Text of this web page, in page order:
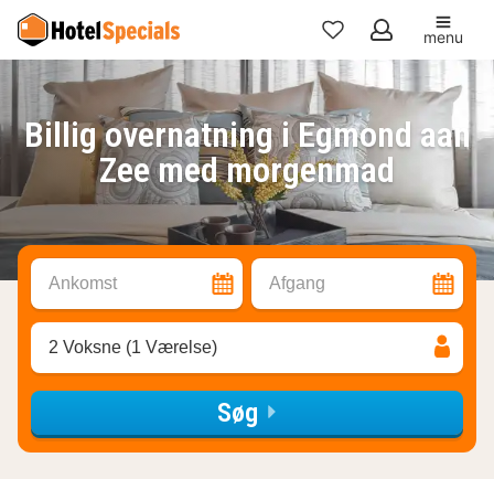
Mine
favoritter
menu
Billig overnatning i Egmond aan
Zee med morgenmad
Ankomst Afgang
2 Voksne (1 Værelse)
Søg